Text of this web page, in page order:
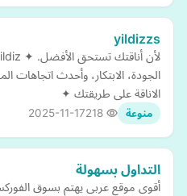
yildizzs
الجودة، الابتكار، وأحدث
الاناقة على طريقتك ✦
منوعة 2025-11-17
التداول بسهولة
أقوى موقع عربى يهتم بسوق